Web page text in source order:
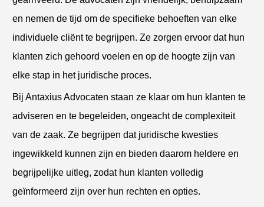
en nemen de tijd om de specifieke behoeften van elke
individuele cliënt te begrijpen. Ze zorgen ervoor dat hun
klanten zich gehoord voelen en op de hoogte zijn van
elke stap in het juridische proces.
Bij Antaxius Advocaten staan ze klaar om hun klanten te
adviseren en te begeleiden, ongeacht de complexiteit
van de zaak. Ze begrijpen dat juridische kwesties
ingewikkeld kunnen zijn en bieden daarom heldere en
begrijpelijke uitleg, zodat hun klanten volledig
geïnformeerd zijn over hun rechten en opties.